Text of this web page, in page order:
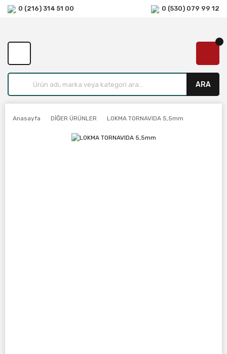
0 (216) 314 51 00 0 (530) 079 99 12
ARA
Anasayfa DİĞER ÜRÜNLER LOKMA TORNAVIDA 5,5mm